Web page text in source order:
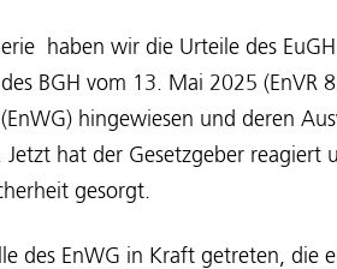
haben wir die Urteile des
BGH vom 13. Mai 2025 (EnVR
hingewiesen und deren
hat der Gesetzgeber reagiert
gesorgt.
des EnWG in Kraft getreten, die